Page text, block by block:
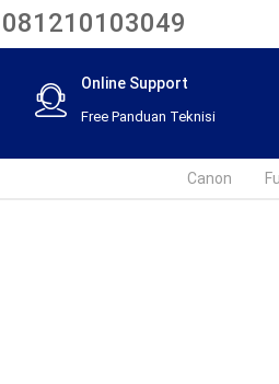
Online Support
Free Panduan Teknisi
Canon